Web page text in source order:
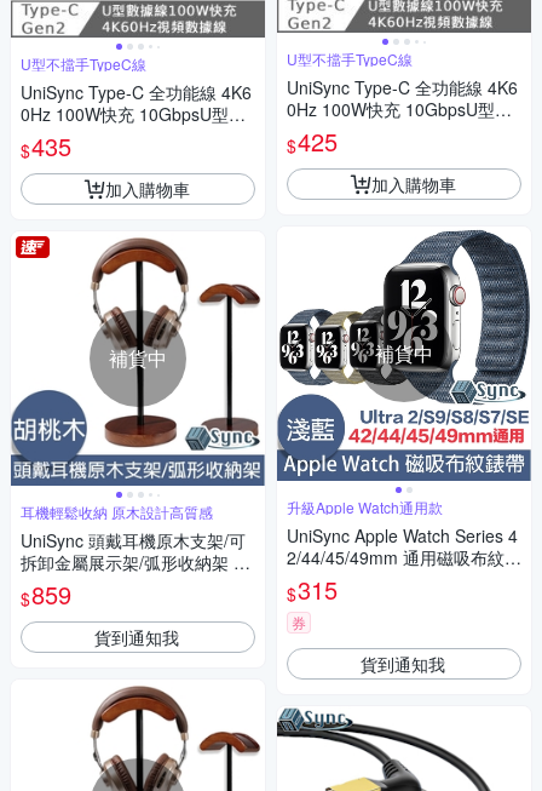
U型不擋手TypeC線
UniSync Type-C 全功能線 4K6
0Hz 100W快充 10GbpsU型充
電線 1米
$435
加入購物車
補貨中
耳機輕鬆收納 原木設計高質感
UniSync 頭戴耳機原木支架/可
拆卸金屬展示架/弧形收納架 胡
桃木
$859
貨到通知我
U型不擋手TypeC線
UniSync Type-C 全功能線 4K6
0Hz 100W快充 10GbpsU型充
電線0.5米
$425
加入購物車
補貨中
升級Apple Watch通用款
UniSync Apple Watch Series 4
2/44/45/49mm 通用磁吸布紋錶
帶
$315
券
貨到通知我